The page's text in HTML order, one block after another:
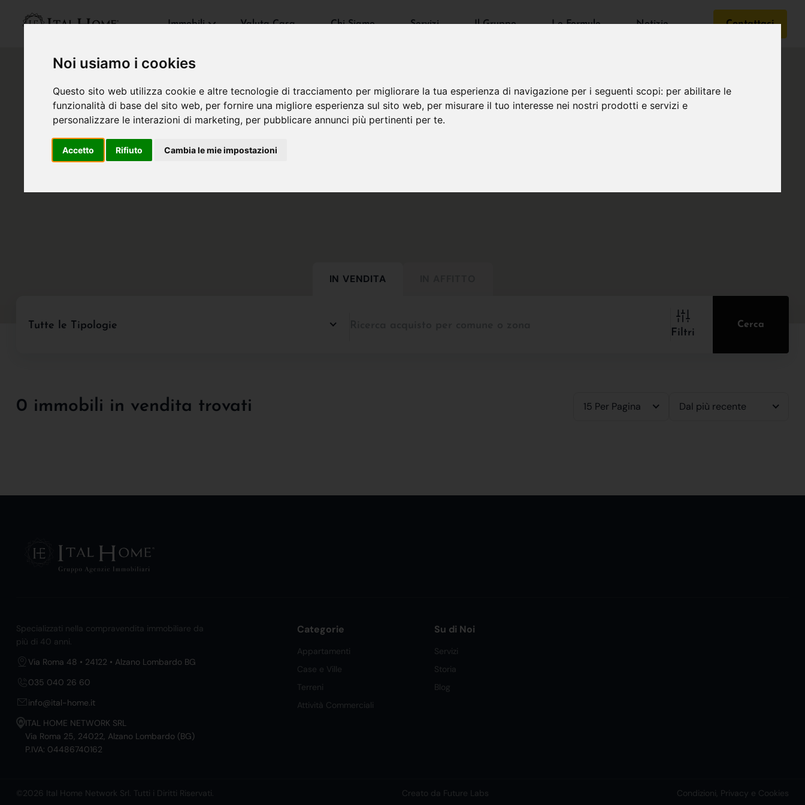
Noi usiamo i cookies
Questo sito web utilizza cookie e altre tecnologie di tracciamento per migliorare la tua esperienza di navigazione per i seguenti scopi: per abilitare le
funzionalità di base del sito web, per fornire una migliore esperienza sul sito web, per misurare il tuo interesse nei nostri prodotti e servizi e
personalizzare le interazioni di marketing, per pubblicare annunci più pertinenti per te.
Accetto Rifiuto Cambia le mie impostazioni
Immobili Valuta Casa Chi Siamo Servizi Il Gruppo Le Formule Notizie Contattaci
IN VENDITA
Tutte le Tipologie
Filtri
Cerca
0 immobili in vendita trovati 15 Per Pagina Dal più recente
Specializzati nella compravendita immobiliare da
più di 40 anni.
Via Roma 48 • 24122 • Alzano Lombardo BG
035 040 26 60
info@ital-home.it
ITAL HOME NETWORK SRL
Via Roma 25, 24022, Alzano Lombardo (BG)
P.IVA: 04486740162
Categorie
Appartamenti
Case e Ville
Terreni
Attività Commerciali
Su di Noi
Servizi
Storia
Blog
©2026 Ital Home Network Srl. Tutti i Diritti Riservati. Creato da Future Labs Condizioni, Privacy e Cookies